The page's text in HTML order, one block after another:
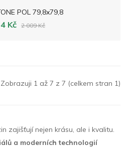
POL 79,8x79,8
Kč 2 009 Kč
Zobrazuji 1 až 7 z 7 (celkem stran 1)
zajišťují nejen krásu, ale i kvalitu.
a moderních technologií